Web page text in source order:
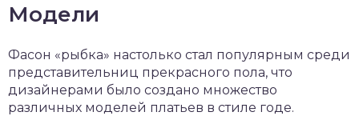
Модели
Фасон «рыбка» настолько стал популярным среди
представительниц прекрасного пола, что
дизайнерами было создано множество
различных моделей платьев в стиле годе.